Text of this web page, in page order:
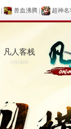
兽血沸腾 超神名
凡人客栈
COLLEGE